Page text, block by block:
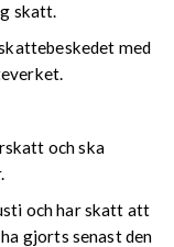
skatt.
med
och ska
och har skatt att
gjorts senast den